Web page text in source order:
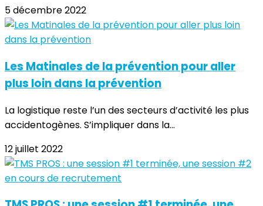
5 décembre 2022
Les Matinales de la prévention pour aller
plus loin dans la prévention
La logistique reste l’un des secteurs d’activité les plus
accidentogènes. S’impliquer dans la...
12 juillet 2022